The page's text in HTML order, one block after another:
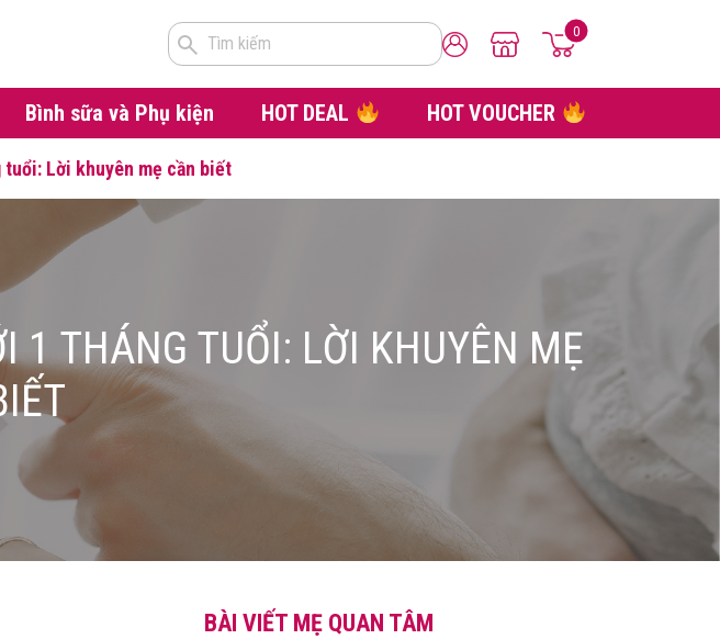
Tìm kiếm
0
Bình sữa và Phụ kiện HOT DEAL HOT VOUCHER
Lời khuyên mẹ cần biết
1 THÁNG TUỔI: LỜI KHUYÊN MẸ
BÀI VIẾT MẸ QUAN TÂM